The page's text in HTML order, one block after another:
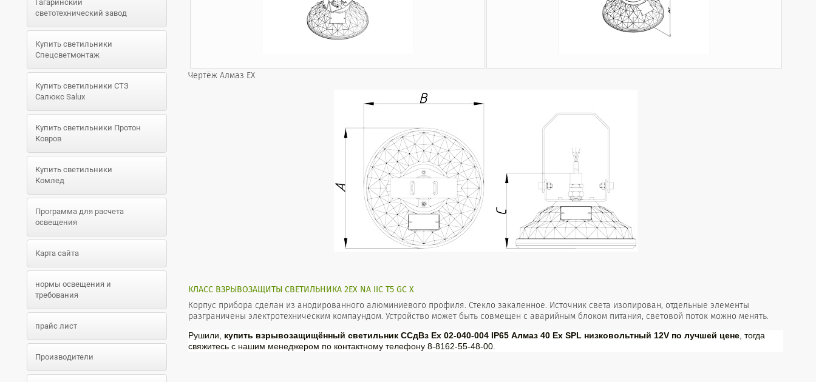
Гагаринский
светотехнический завод
Купить светильники
Спецсветмонтаж
Купить светильники СТЗ
Салюкс Salux
Купить светильники Протон
Ковров
Купить светильники
Комлед
Программа для расчета
освещения
Карта сайта
нормы освещения и
требования
прайс лист
Производители
Чертёж Алмаз EX
КЛАСС ВЗРЫВОЗАЩИТЫ СВЕТИЛЬНИКА 2EX NA IIC T5 GC X
Корпус прибора сделан из анодированного алюминиевого профиля. Стекло закаленное. Источник света изолирован, отдельные элементы
разграничены электротехническим компаундом. Устройство может быть совмещен с аварийным блоком питания, световой поток можно менять.
Рушили, купить взрывозащищённый светильник ССдВз Ех 02-040-004 IP65 Алмаз 40 Ех SPL низковольтный 12V по лучшей цене, тогда
свяжитесь с нашим менеджером по контактному телефону 8-8162-55-48-00.